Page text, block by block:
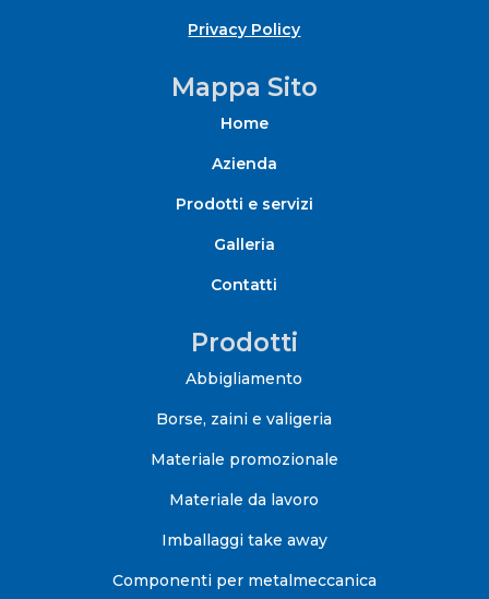
Privacy Policy
Mappa Sito
Home
Azienda
Prodotti e servizi
Galleria
Contatti
Prodotti
Abbigliamento
Borse, zaini e valigeria
Materiale promozionale
Materiale da lavoro
Imballaggi take away
Componenti per metalmeccanica